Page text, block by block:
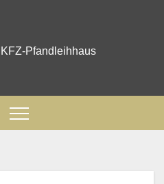
Pfandleihhaus